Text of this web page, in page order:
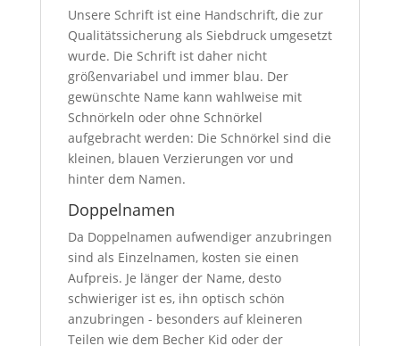
Unsere Schrift ist eine Handschrift, die zur
Qualitätssicherung als Siebdruck umgesetzt
wurde. Die Schrift ist daher nicht
größenvariabel und immer blau. Der
gewünschte Name kann wahlweise mit
Schnörkeln oder ohne Schnörkel
aufgebracht werden: Die Schnörkel sind die
kleinen, blauen Verzierungen vor und
hinter dem Namen.
Doppelnamen
Da Doppelnamen aufwendiger anzubringen
sind als Einzelnamen, kosten sie einen
Aufpreis. Je länger der Name, desto
schwieriger ist es, ihn optisch schön
anzubringen - besonders auf kleineren
Teilen wie dem Becher Kid oder der